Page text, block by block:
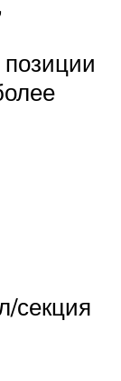
секция